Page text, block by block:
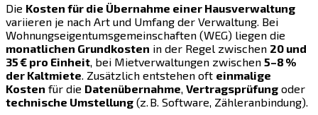
Die Kosten für die Übernahme einer Hausverwaltung
variieren je nach Art und Umfang der Verwaltung. Bei
Wohnungseigentumsgemeinschaften (WEG) liegen die
monatlichen Grundkosten in der Regel zwischen 20 und
35 € pro Einheit, bei Mietverwaltungen zwischen 5–8 %
der Kaltmiete. Zusätzlich entstehen oft einmalige
Kosten für die Datenübernahme, Vertragsprüfung oder
technische Umstellung (z. B. Software, Zähleranbindung).